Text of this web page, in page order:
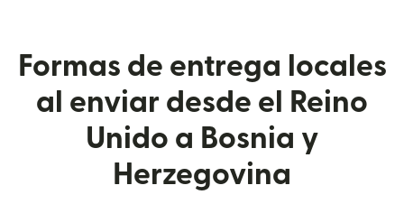
Formas de entrega locales
al enviar desde el Reino
Unido a Bosnia y
Herzegovina